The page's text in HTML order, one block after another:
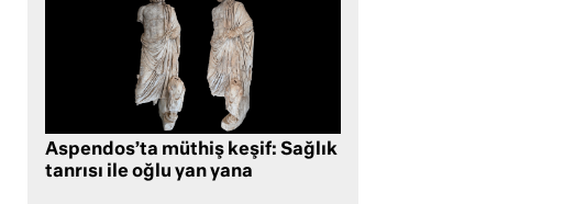
Aspendos’ta müthiş keşif: Sağlık
tanrısı ile oğlu yan yana